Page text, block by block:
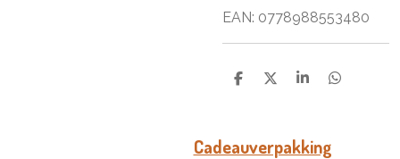
EAN: 0778988553480
D
D
S
e
D
Cadeauverpakking